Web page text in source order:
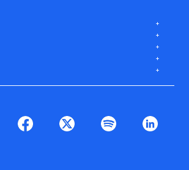
+
+
+
+
+